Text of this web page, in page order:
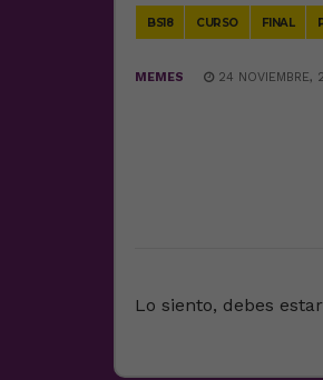
BS18 CURSO FINAL
MEMES 24 NOVIEMBRE,
Lo siento, debes estar